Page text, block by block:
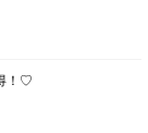
！♡